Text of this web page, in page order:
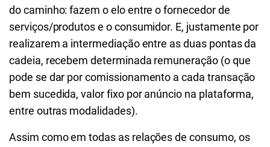
do caminho: fazem o elo entre o fornecedor de
serviços/produtos e o consumidor. E, justamente por
realizarem a intermediação entre as duas pontas da
cadeia, recebem determinada remuneração (o que
pode se dar por comissionamento a cada transação
bem sucedida, valor fixo por anúncio na plataforma,
entre outras modalidades).
Assim como em todas as relações de consumo, os